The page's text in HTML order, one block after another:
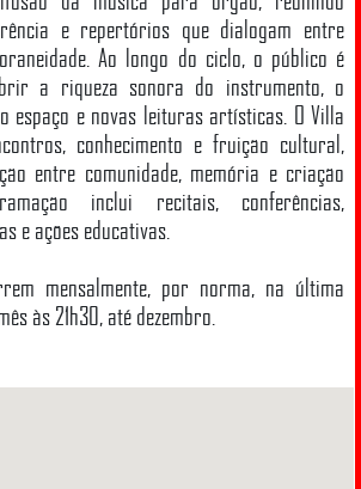
e repertórios que dialogam entre
Ao longo do ciclo, o público é
a riqueza sonora do instrumento, o
espaço e novas leituras artísticas. O Villa
conhecimento e fruição cultural,
entre comunidade, memória e criação
inclui recitais, conferências,
e ações educativas.
mensalmente, por norma, na última
às 21h30, até dezembro.